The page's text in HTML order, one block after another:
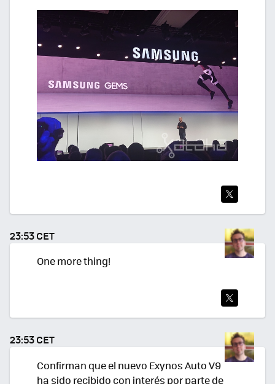
TEA
R
23:53 CET
One more thing!
TWI
TEA
R
23:53 CET
Confirman que el nuevo Exynos Auto V9
ha sido recibido con interés por parte de